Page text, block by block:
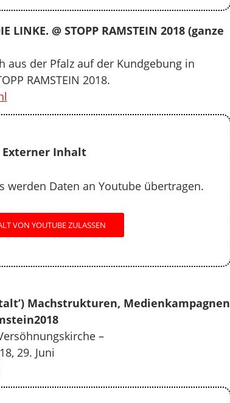
@ STOPP RAMSTEIN 2018 (ganze
aus der Pfalz auf der Kundgebung in
RAMSTEIN 2018.
Externer Inhalt
werden Daten an Youtube übertragen.
VON YOUTUBE ZULASSEN
Machstrukturen, Medienkampagnen
–
29. Juni